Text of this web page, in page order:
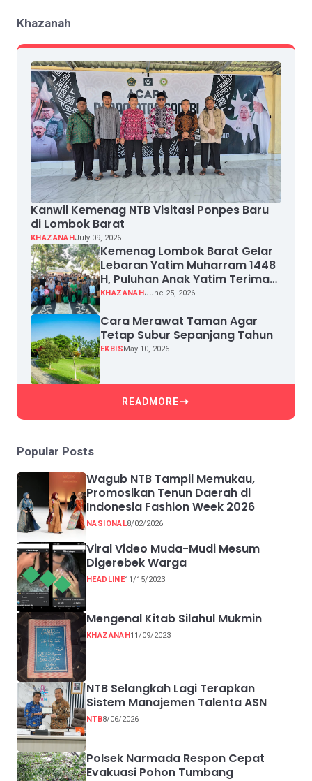
Khazanah
Kanwil Kemenag NTB Visitasi Ponpes Baru
di Lombok Barat
KHAZANAHJuly 09, 2026
Kemenag Lombok Barat Gelar
Lebaran Yatim Muharram 1448
H, Puluhan Anak Yatim Terima
Santunan
KHAZANAHJune 25, 2026
Cara Merawat Taman Agar
Tetap Subur Sepanjang Tahun
EKBISMay 10, 2026
READMORE
Popular Posts
Wagub NTB Tampil Memukau,
Promosikan Tenun Daerah di
Indonesia Fashion Week 2026
NASIONAL8/02/2026
Viral Video Muda-Mudi Mesum
Digerebek Warga
HEADLINE11/15/2023
Mengenal Kitab Silahul Mukmin
KHAZANAH11/09/2023
NTB Selangkah Lagi Terapkan
Sistem Manajemen Talenta ASN
NTB8/06/2026
Polsek Narmada Respon Cepat
Evakuasi Pohon Tumbang